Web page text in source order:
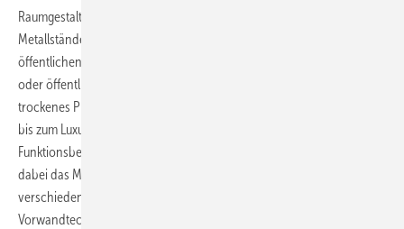
Raumgestaltung mit speziellen und robusten Metallprofilen und
Metallständerwand-Konstruktionen aus dem Wohnungsbau und dem
öffentlichen Bereich fast nicht mehr wegzudenken. Ob privates Bad
oder öffentlicher Sanitärraum: Sie verfügen fast durchweg über „ein
trockenes Profil“. Speziell das private Bad – vom funktionellen Raum
bis zum Luxusbad und Badetempel – kann individuell in verschiedene
Funktionsbereiche aufgeteilt werden. Eine wichtige Rolle übernimmt
dabei das Montageelement mit UP-Spülkasten in seinen
verschiedenen Ausprägungen und Funktionen. Als Basis für die
Vorwandtechnik ist mit dem Montageelement die schnelle und